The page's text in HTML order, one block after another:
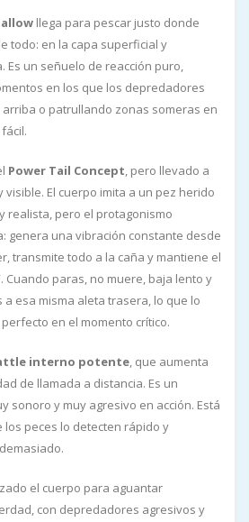
llega para pescar justo donde
todo: en la capa superficial y
Es un señuelo de reacción puro,
en los que los depredadores
o patrullando zonas someras en
Power Tail Concept, pero llevado a
El cuerpo imita a un pez herido
realista, pero el protagonismo
genera una vibración constante desde
transmite todo a la caña y mantiene el
Cuando paras, no muere, baja lento y
esa misma aleta trasera, lo que lo
en el momento crítico.
interno potente, que aumenta
de llamada a distancia. Es un
sonoro y muy agresivo en acción. Está
peces lo detecten rápido y
el cuerpo para aguantar
con depredadores agresivos y